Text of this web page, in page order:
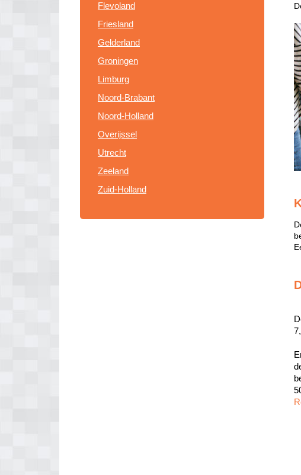
Flevoland
Friesland
Gelderland
Groningen
Limburg
Noord-Brabant
Noord-Holland
Overijssel
Utrecht
Zeeland
Zuid-Holland